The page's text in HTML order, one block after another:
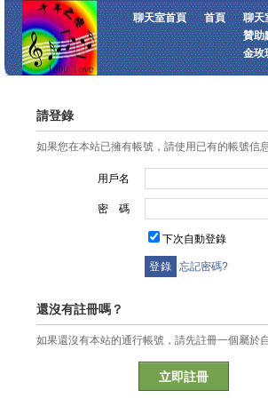
聊天室首頁 首頁
聊天
贊助
金玫
請登錄
如果您在本站已擁有帳號，請使用已有的帳號信
用戶名
密 碼
下次自動登錄
忘記密碼?
還沒有註冊嗎？
如果還沒有本站的通行帳號，請先註冊一個屬於
立即註冊